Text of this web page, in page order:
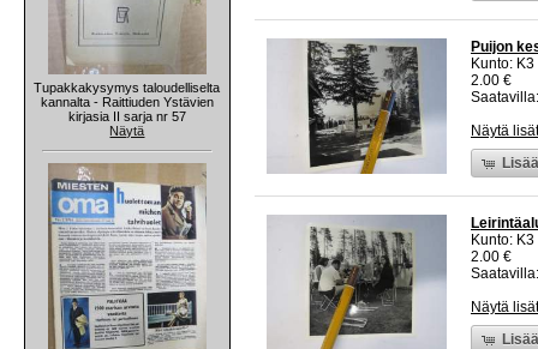
Tupakkakysymys taloudelliselta
kannalta - Raittiuden Ystävien
kirjasia II sarja nr 57
Näytä
Puijon
Kunto:
2.00 €
Näytä
Kunto:
2.00 €
Näytä